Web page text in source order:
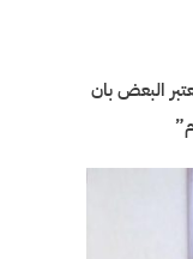
البعض بان